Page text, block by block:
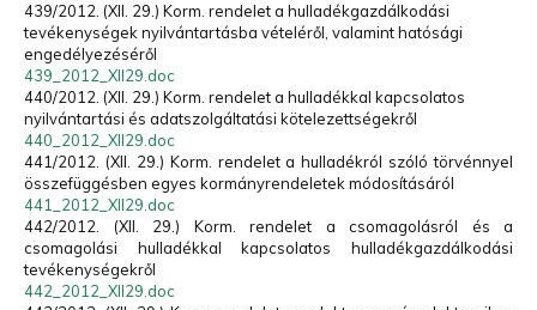
439/2012. (XII. 29.) Korm. rendelet a hulladékgazdálkodási
tevékenységek nyilvántartásba vételéről, valamint hatósági
engedélyezéséről
439_2012_XII29.doc
440/2012. (XII. 29.) Korm. rendelet a hulladékkal kapcsolatos
nyilvántartási és adatszolgáltatási kötelezettségekről
440_2012_XII29.doc
441/2012. (XII. 29.) Korm. rendelet a hulladékról szóló törvénnyel
összefüggésben egyes kormányrendeletek módosításáról
441_2012_XII29.doc
442/2012. (XII. 29.) Korm. rendelet a csomagolásról és a
csomagolási hulladékkal kapcsolatos hulladékgazdálkodási
tevékenységekről
442_2012_XII29.doc